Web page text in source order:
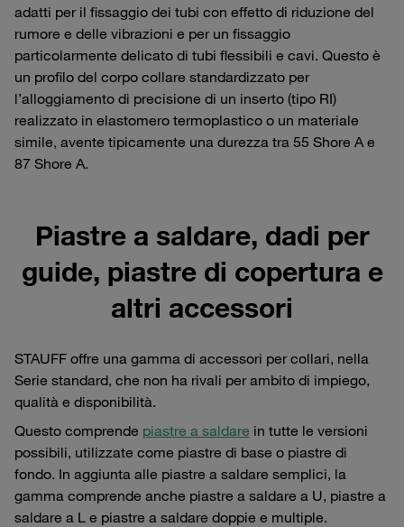
adatti per il fissaggio dei tubi con effetto di riduzione del
rumore e delle vibrazioni e per un fissaggio
particolarmente delicato di tubi flessibili e cavi. Questo è
un profilo del corpo collare standardizzato per
l’alloggiamento di precisione di un inserto (tipo RI)
realizzato in elastomero termoplastico o un materiale
simile, avente tipicamente una durezza tra 55 Shore A e
87 Shore A.
Piastre a saldare, dadi per
guide, piastre di copertura e
altri accessori
STAUFF offre una gamma di accessori per collari, nella
Serie standard, che non ha rivali per ambito di impiego,
qualità e disponibilità.
Questo comprende piastre a saldare in tutte le versioni
possibili, utilizzate come piastre di base o piastre di
fondo. In aggiunta alle piastre a saldare semplici, la
gamma comprende anche piastre a saldare a U, piastre a
saldare a L e piastre a saldare doppie e multiple.